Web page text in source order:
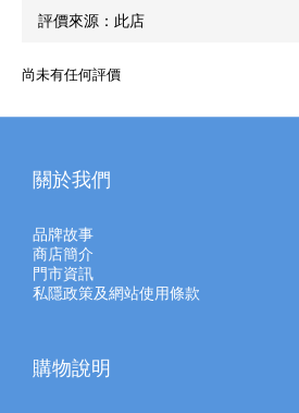
尚未有任何評價
關於我們
品牌故事
商店簡介
門市資訊
私隱政策及網站使用條款
購物說明